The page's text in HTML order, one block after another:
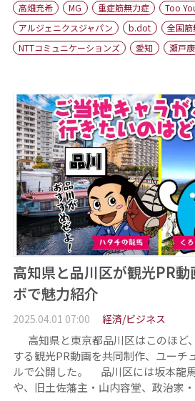
出版物
会社概要
高畑充希 MG 重症筋無力症
Too
アルジェニクスジャパン
b.dot
全国
NTTコミュニケーションズ
愛知 瀬戸
高知県と品川区が観光PR
ボで魅力紹介
2025.04.01 07:00 経済/ビジネス
高知県と東京都品川区はこのほど
する観光PR動画を共同制作、ユーチ
ルで公開した。 品川区には坂本龍
や、旧土佐藩主・山内容堂、政治家